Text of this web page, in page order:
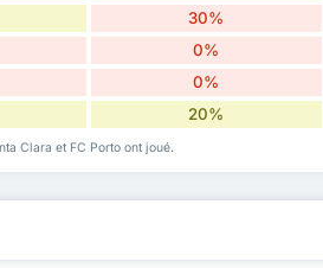
30%
0%
0%
20%
Clara et FC Porto ont joué.